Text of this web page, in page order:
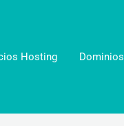
Hosting Dominios